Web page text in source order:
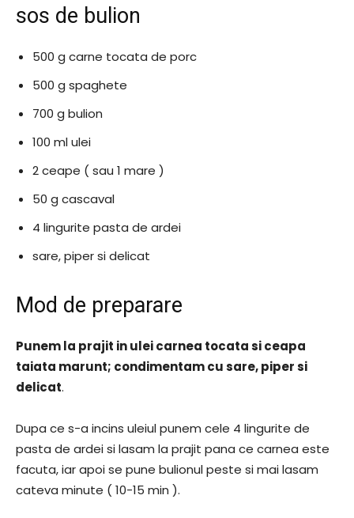
sos de bulion
500 g carne tocata de porc
500 g spaghete
700 g bulion
100 ml ulei
2 ceape ( sau 1 mare )
50 g cascaval
4 lingurite pasta de ardei
sare, piper si delicat
Mod de preparare
Punem la prajit in ulei carnea tocata si ceapa
taiata marunt; condimentam cu sare, piper si
delicat.
Dupa ce s-a incins uleiul punem cele 4 lingurite de
pasta de ardei si lasam la prajit pana ce carnea este
facuta, iar apoi se pune bulionul peste si mai lasam
cateva minute ( 10-15 min ).